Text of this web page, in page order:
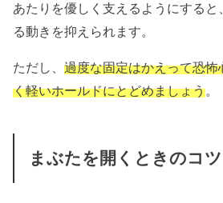
あたりを優しく支えるようにすると
る動きを抑えられます。
ただし、過度な固定はかえって恐
く軽いホールドにとどめましょう。
まぶたを開くときのコツ